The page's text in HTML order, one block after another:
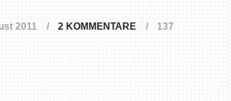
2011 2 KOMMENTARE
137